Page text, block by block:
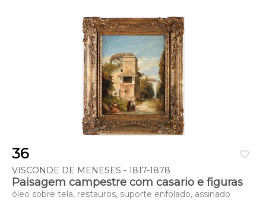
favorite_border
36
VISCONDE DE MENESES - 1817-1878
Paisagem campestre com casario e figuras
óleo sobre tela, restauros, suporte enfolado, assinado